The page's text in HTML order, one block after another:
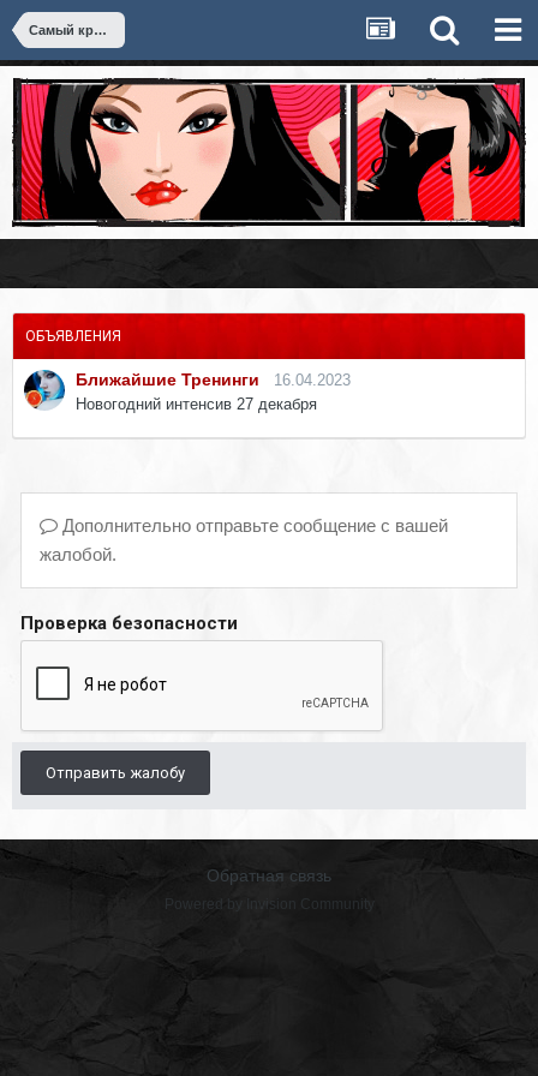
Самый крутой тренинг
ОБЪЯВЛЕНИЯ
Ближайшие Тренинги
16.04.2023
Новогодний интенсив 27 декабря
Дополнительно отправьте сообщение с вашей
жалобой.
Проверка безопасности
Отправить жалобу
Обратная связь
Powered by Invision Community